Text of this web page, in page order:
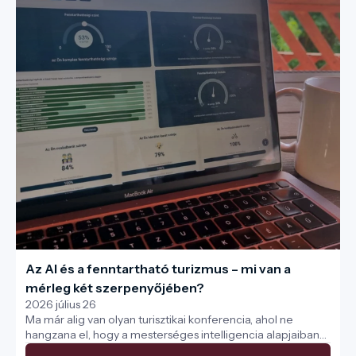
Az AI és a fenntartható turizmus – mi van a
mérleg két szerpenyőjében?
2026 július 26
Ma már alig van olyan turisztikai konferencia, ahol ne
hangzana el, hogy a mesterséges intelligencia alapjaiban
változtatja meg az ágazat működését. Néhány előadással